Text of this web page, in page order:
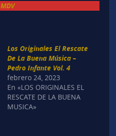
MDV
Los Originales El Rescate
De La Buena Música –
Pedro Infante Vol. 4
febrero 24, 2023
En «LOS ORIGINALES EL
RESCATE DE LA BUENA
MUSICA»